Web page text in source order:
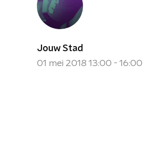
Jouw Stad
01 mei 2018 13:00 - 16:00